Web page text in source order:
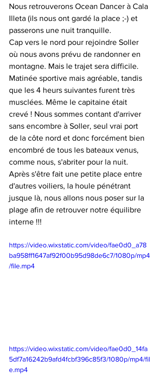
Nous retrouverons Ocean Dancer à Cala
Illeta (ils nous ont gardé la place ;-) et
passerons une nuit tranquille.
Cap vers le nord pour rejoindre Soller
où nous avons prévu de randonner en
montagne. Mais le trajet sera difficile.
Matinée sportive mais agréable, tandis
que les 4 heurs suivantes furent très
musclées. Même le capitaine était
crevé ! Nous sommes contant d'arriver
sans encombre à Soller, seul vrai port
de la côte nord et donc forcément bien
encombré de tous les bateaux venus,
comme nous, s'abriter pour la nuit.
Après s'être fait une petite place entre
d'autres voiliers, la houle pénétrant
jusque là, nous allons nous poser sur la
plage afin de retrouver notre équilibre
interne !!!
https://video.wixstatic.com/video/fae0d0_a78
ba958ff1647af92f00b95d98de6c7/1080p/mp4
/file.mp4
https://video.wixstatic.com/video/fae0d0_14fa
5df7a16242b9afd4fcbf396c85f3/1080p/mp4/fil
e.mp4